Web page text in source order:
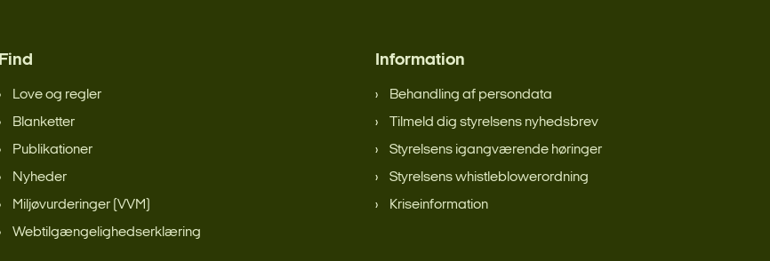
Find
Love og regler
Blanketter
Publikationer
Nyheder
Miljøvurderinger (VVM)
Webtilgængelighedserklæring
Information
Behandling af persondata
Tilmeld dig styrelsens nyhedsbrev
Styrelsens igangværende høringer
Styrelsens whistleblowerordning
Kriseinformation